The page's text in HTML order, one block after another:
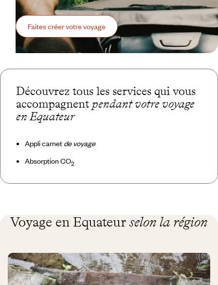
Faites créer votre voyage
Découvrez tous les services qui vous
accompagnent pendant votre voyage
en Equateur
Appli carnet de voyage
Absorption CO2
Voyage en Equateur selon la région